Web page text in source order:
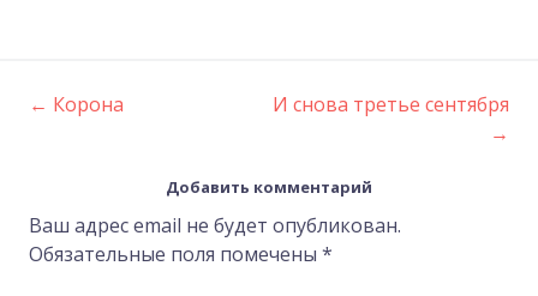
Post
navigation
← Корона
И снова третье сентября
→
Добавить комментарий
Ваш адрес email не будет опубликован.
Обязательные поля помечены *